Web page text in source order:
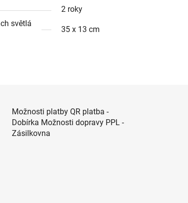
2 roky
světlá
35 x 13 cm
Možnosti platby QR platba -
Dobírka Možnosti dopravy PPL -
Zásilkovna